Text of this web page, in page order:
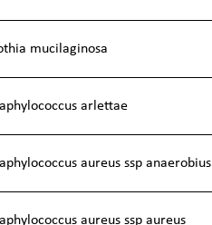
mucilaginosa
arlettae
aureus ssp anaerobius
aureus ssp aureus